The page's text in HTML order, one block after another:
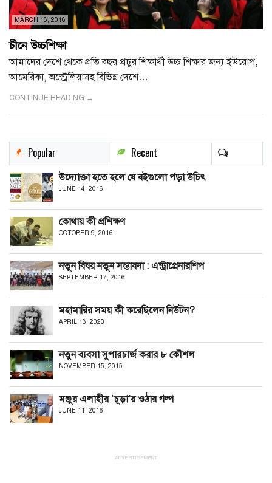
MARCH 13, 2016
চীনে উচ্চশিক্ষা
আমাদের দেশে থেকে প্রতি বছর প্রচুর শিক্ষার্থী উচ্চ শিক্ষার জন্য ইউরোপ,
আমেরিকা, অস্ট্রেলিয়াসহ বিভিন্ন দেশে…
CONTINUE READING →
Popular Recent
উদ্যোক্তা হতে হলে যে বইগুলো পড়া উচিৎ
JUNE 14, 2016
কোথায় কী প্রশিক্ষণ
OCTOBER 9, 2016
নতুন বিষয় নতুন সম্ভাবনা : এন্ট্রাপ্রেনারশিপ
SEPTEMBER 17, 2016
মহামারির সময় কী করেছিলেন নিউটন?
APRIL 13, 2020
নতুন ব্যবসা সুপারচার্জ করার ৮ কৌশল
NOVEMBER 15, 2015
মঞ্জুর এলাহীর ‘চূড়া’য় ওঠার গল্প
JUNE 11, 2016
ADVERTISEMENT